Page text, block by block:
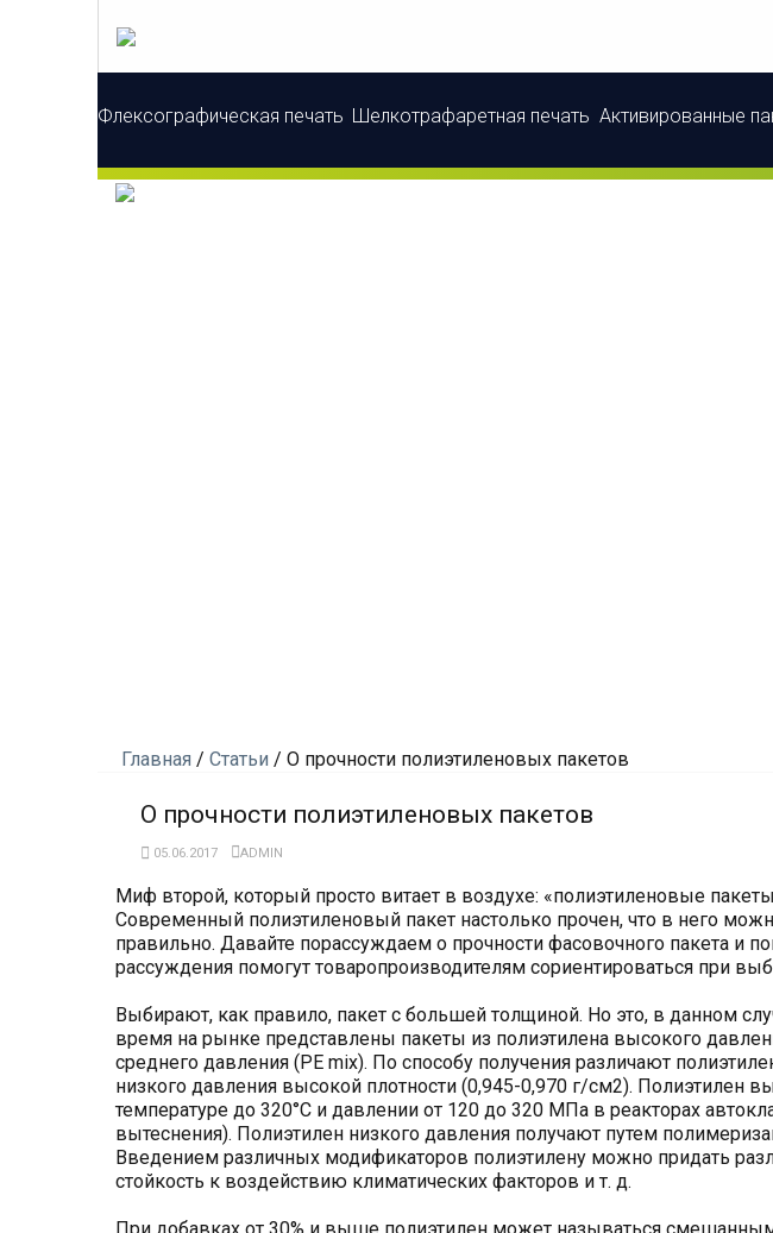
Флексографическая печать Шелкотрафаретная печать Активированные
Главная / Статьи / О прочности полиэтиленовых пакетов
О прочности полиэтиленовых пакетов
05.06.2017 ADMIN
Миф второй, который просто витает в воздухе: «полиэтиленовые
Современный полиэтиленовый пакет настолько прочен, что в него
правильно. Давайте порассуждаем о прочности фасовочного пакета и
рассуждения помогут товаропроизводителям сориентироваться при
Выбирают, как правило, пакет с большей толщиной. Но это, в данном
время на рынке представлены пакеты из полиэтилена высокого
среднего давления (PE mix). По способу получения различают
низкого давления высокой плотности (0,945-0,970 г/см2). Полиэтилен
температуре до 320°С и давлении от 120 до 320 МПа в реакторах
вытеснения). Полиэтилен низкого давления получают путем
Введением различных модификаторов полиэтилену можно придать
стойкость к воздействию климатических факторов и т. д.